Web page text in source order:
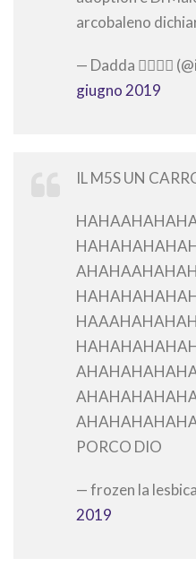
arcobaleno
— Dadda 🏳️‍🌈🇪🇺
giugno 2019
IL M5S UN
PORCO DIO
— frozen la
2019